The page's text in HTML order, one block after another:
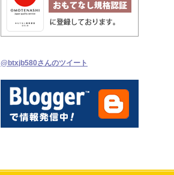
@btxjb580さんのツイート